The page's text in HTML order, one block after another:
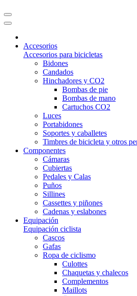
Accesorios
Accesorios para bicicletas
Bidones
Candados
Hinchadores y CO2
Bombas de pie
Bombas de mano
Cartuchos CO2
Luces
Portabidones
Soportes y caballetes
Timbres de bicicleta y otros
Componentes
Cámaras
Cubiertas
Pedales y Calas
Puños
Sillines
Cassettes y piñones
Cadenas y eslabones
Equipación
Equipación ciclista
Cascos
Gafas
Ropa de ciclismo
Culottes
Chaquetas y chalecos
Complementos
Maillots